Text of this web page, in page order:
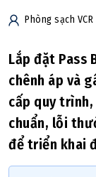
Phòng sạch VCR
Lắp đặt Pass
chênh áp và
cấp quy
chuẩn, lỗi
để triển khai